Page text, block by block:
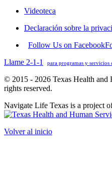
Videoteca
Declaración sobre la
Follow Us on Facebook
Llame 2-1-1
para programas y servicios
© 2015 - 2026 Texas Health and
rights reserved.
Navigate Life Texas is a project
Volver al inicio